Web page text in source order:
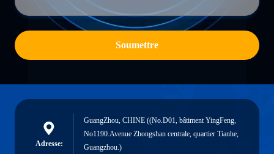
Soumettre
Adresse:
GuangZhou, CHINE ((No.D01, bâtiment YingFeng,
No1190.Avenue Zhongshan centrale, quartier Tianhe,
Guangzhou.)